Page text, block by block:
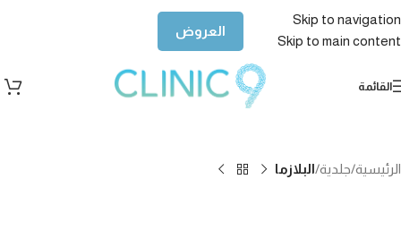
Skip to navigation
Skip to main content
العروض
القائمة
الرئيسية جلدية البلازما